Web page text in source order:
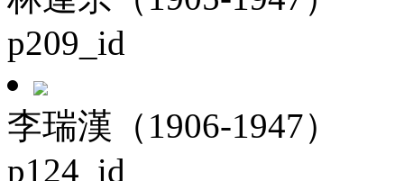
p209_id
李瑞漢（1906-1947）
p124_id